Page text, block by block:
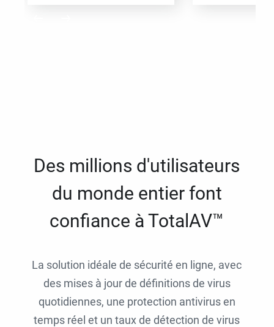
Des millions d'utilisateurs
du monde entier font
confiance à TotalAV™
La solution idéale de sécurité en ligne, avec
des mises à jour de définitions de virus
quotidiennes, une protection antivirus en
temps réel et un taux de détection de virus